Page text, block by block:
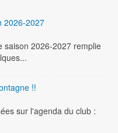
2026-2027
saison 2026-2027 remplie
!!
sur l'agenda du club :